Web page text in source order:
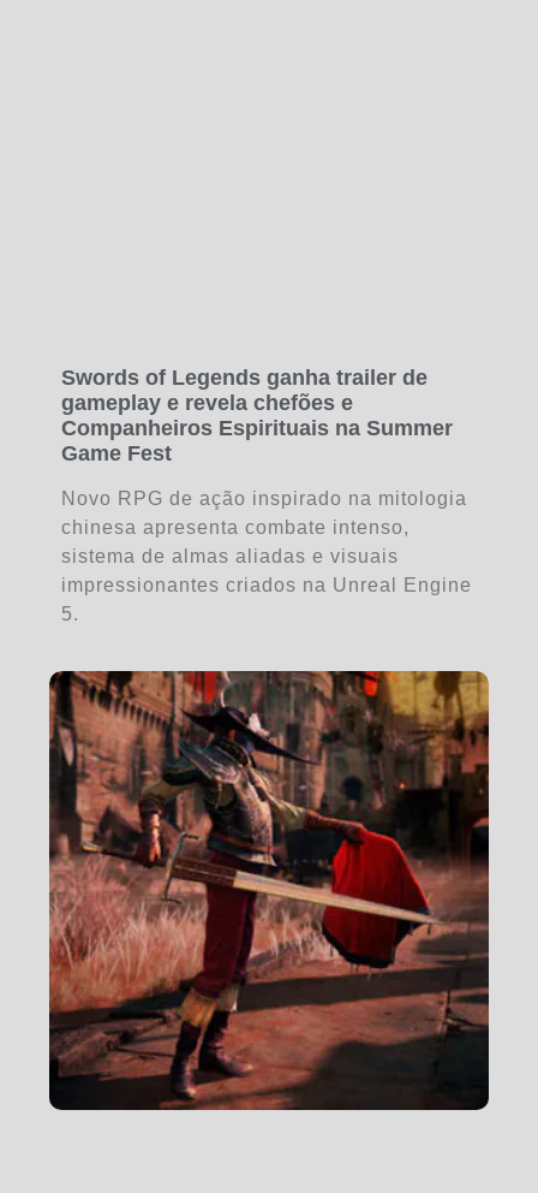
Swords of Legends ganha trailer de
gameplay e revela chefões e
Companheiros Espirituais na Summer
Game Fest
Novo RPG de ação inspirado na mitologia
chinesa apresenta combate intenso,
sistema de almas aliadas e visuais
impressionantes criados na Unreal Engine
5.